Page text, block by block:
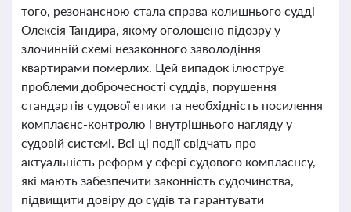
того, резонансною стала справа колишнього судді
Олексія Тандира, якому оголошено підозру у
злочинній схемі незаконного заволодіння
квартирами померлих. Цей випадок ілюструє
проблеми доброчесності суддів, порушення
стандартів судової етики та необхідність посилення
комплаєнс-контролю і внутрішнього нагляду у
судовій системі. Всі ці події свідчать про
актуальність реформ у сфері судового комплаєнсу,
які мають забезпечити законність судочинства,
підвищити довіру до судів та гарантувати